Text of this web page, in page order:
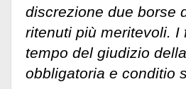
discrezione due borse
ritenuti più meritevoli.
tempo del giudizio
obbligatoria e conditio